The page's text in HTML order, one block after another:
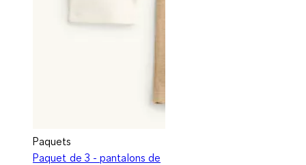
Paquets
Paquet de 3 - pantalons de